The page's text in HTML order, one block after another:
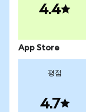
4.4
App Store
평점
4.7